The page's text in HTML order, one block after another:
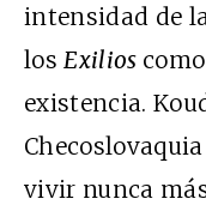
intensidad de
losExilios
existencia.
vivir nunca